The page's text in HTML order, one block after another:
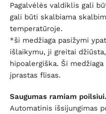
Pagalvėlės valdiklis gali
gali būti skalbiama
temperatūroje.
*ši medžiaga pasižymi
išlaikymu, ji greitai
hipoalergiška. Ši
įprastas flisas.
Saugumas ramiam poilsiui.
Automatinis išsijungimas